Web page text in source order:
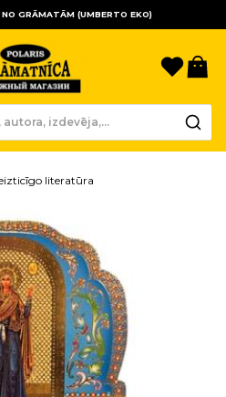
GRĀMATĀM (UMBERTO EKO)
literatūra